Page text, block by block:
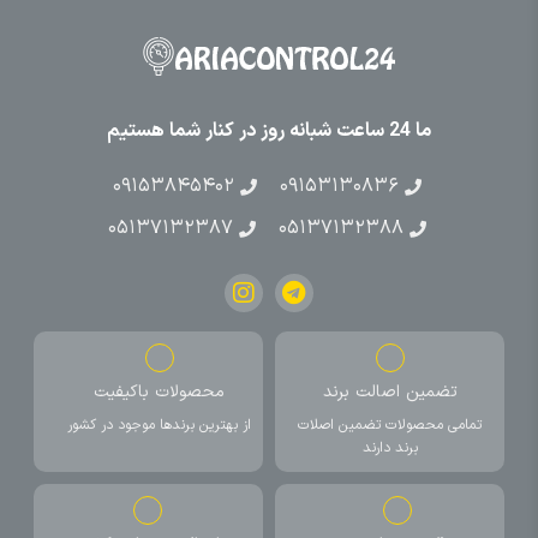
ما 24 ساعت شبانه روز در کنار شما هستیم
۰۹۱۵۳۱۳۰۸۳۶
۰۹۱۵۳۸۴۵۴۰۲
۰۵۱۳۷۱۳۲۳۸۸
۰۵۱۳۷۱۳۲۳۸۷
تضمین اصالت برند
تمامی محصولات تضمین اصلات
برند دارند
محصولات باکیفیت
از بهترین برندها موجود در کشور